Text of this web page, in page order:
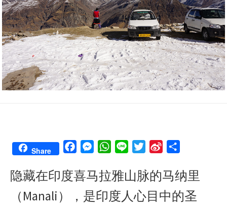
Share
c
b
s
e
W
a
s
n
i
t
n
W
a
e
隐藏在印度喜马拉雅山脉的马纳里
（Manali），是印度人心目中的圣